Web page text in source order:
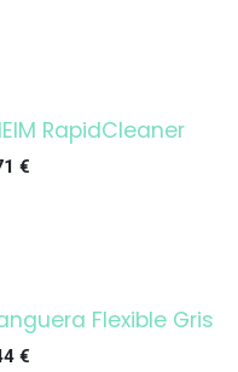
RapidCleaner
€
Flexible Gris
€